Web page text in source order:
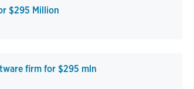
$295 Million
firm for $295 mln